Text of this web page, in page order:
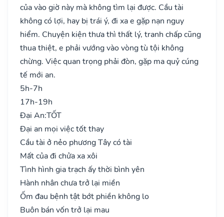
của vào giờ này mà không tìm lại được. Cầu tài
không có lợi, hay bị trái ý, đi xa e gặp nạn nguy
hiểm. Chuyện kiện thưa thì thất lý, tranh chấp cũng
thua thiệt, e phải vướng vào vòng tù tội không
chừng. Việc quan trọng phải đòn, gặp ma quỷ cúng
tế mới an.
5h-7h
17h-19h
Đại An:TỐT
Đại an mọi việc tốt thay
Cầu tài ở nẻo phương Tây có tài
Mất của đi chửa xa xôi
Tình hình gia trạch ấy thời bình yên
Hành nhân chưa trở lại miền
Ốm đau bệnh tật bớt phiền không lo
Buôn bán vốn trở lại mau